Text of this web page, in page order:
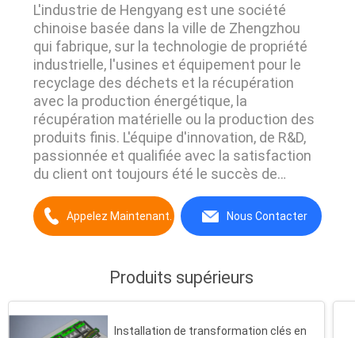
L'industrie de Hengyang est une société
chinoise basée dans la ville de Zhengzhou
qui fabrique, sur la technologie de propriété
industrielle, l'usines et équipement pour le
recyclage des déchets et la récupération
avec la production énergétique, la
récupération matérielle ou la production des
produits finis. L'équipe d'innovation, de R&D,
passionnée et qualifiée avec la satisfaction
du client ont toujours été le succès de
particularités de notre société. Sans
compter que l'équipement historique de
Appelez Maintenant. Nous Contacter
Produits supérieurs
Installation de transformation clés en